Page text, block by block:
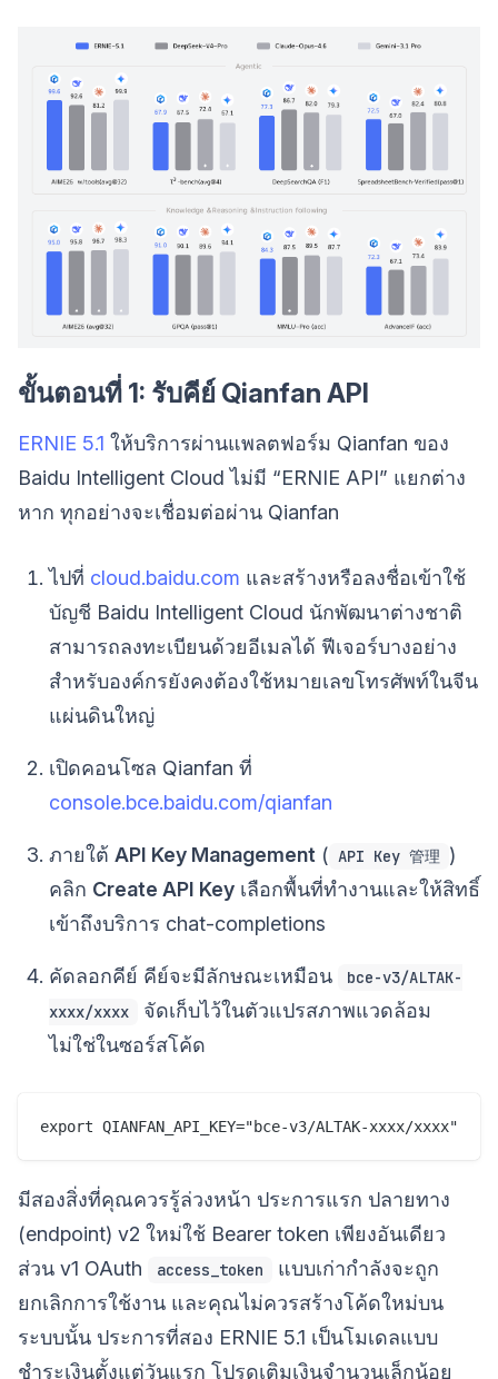
ขั้นตอนที่ 1: รับคีย์ Qianfan API
ERNIE 5.1 ให้บริการผ่านแพลตฟอร์ม Qianfan ของ
Baidu Intelligent Cloud ไม่มี “ERNIE API” แยกต่าง
หาก ทุกอย่างจะเชื่อมต่อผ่าน Qianfan
ไปที่ cloud.baidu.com และสร้างหรือลงชื่อเข้าใช้
บัญชี Baidu Intelligent Cloud นักพัฒนาต่างชาติ
สามารถลงทะเบียนด้วยอีเมลได้ ฟีเจอร์บางอย่าง
สำหรับองค์กรยังคงต้องใช้หมายเลขโทรศัพท์ในจีน
แผ่นดินใหญ่
เปิดคอนโซล Qianfan ที่
console.bce.baidu.com/qianfan
ภายใต้ API Key Management ( API Key 管理 )
คลิก Create API Key เลือกพื้นที่ทำงานและให้สิทธิ์
เข้าถึงบริการ chat-completions
คัดลอกคีย์ คีย์จะมีลักษณะเหมือน
bce-v3/ALTAK-
xxxx/xxxx
จัดเก็บไว้ในตัวแปรสภาพแวดล้อม
ไม่ใช่ในซอร์สโค้ด
มีสองสิ่งที่คุณควรรู้ล่วงหน้า ประการแรก ปลายทาง
(endpoint) v2 ใหม่ใช้ Bearer token เพียงอันเดียว
ส่วน v1 OAuth
access_token
แบบเก่ากำลังจะถูก
ยกเลิกการใช้งาน และคุณไม่ควรสร้างโค้ดใหม่บน
ระบบนั้น ประการที่สอง ERNIE 5.1 เป็นโมเดลแบบ
ชำระเงินตั้งแต่วันแรก โปรดเติมเงินจำนวนเล็กน้อย